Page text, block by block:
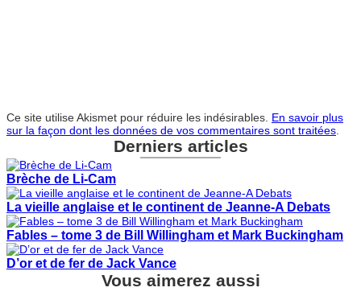
Ce site utilise Akismet pour réduire les indésirables. En savoir plus
sur la façon dont les données de vos commentaires sont traitées
Derniers articles
Brèche de Li-Cam
La vieille anglaise et le continent de Jeanne-A Debats
Fables – tome 3 de Bill Willingham et Mark Buckingham
D’or et de fer de Jack Vance
Vous aimerez aussi